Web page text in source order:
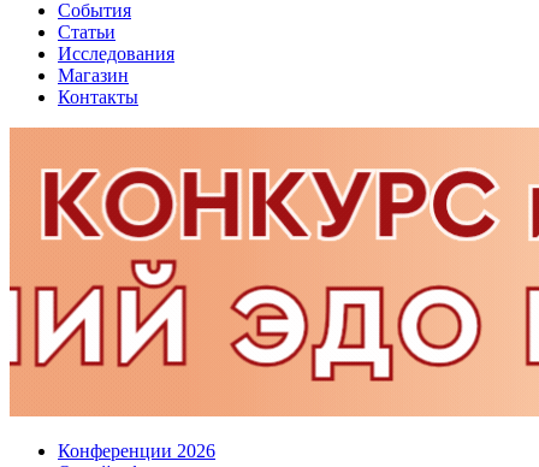
События
Статьи
Исследования
Магазин
Контакты
Конференции 2026